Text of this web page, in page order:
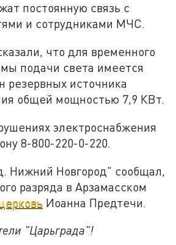
постоянную связь с
и сотрудниками МЧС.
что для временного
подачи света имеется
резервных источника
общей мощностью 7,9 КВт.
электроснабжения
8-800-220-0-220.
Нижний Новгород" сообщал,
разряда в Арзамасском
Иоанна Предтечи.
"Царьграда"!